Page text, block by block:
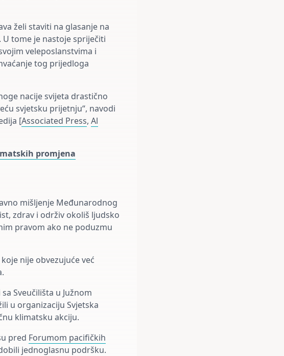
želi staviti na glasanje na
tome je nastoje spriječiti
veleposlanstvima i
tog prijedloga
nacije svijeta drastično
svjetsku prijetnju“, navodi
[Associated Press, Al
promjena
mišljenje Međunarodnog
zdrav i održiv okoliš ljudsko
pravom ako ne poduzmu
nije obvezujuće već
Sveučilišta u Južnom
u organizaciju Svjetska
klimatsku akciju.
pred Forumom pacifičkih
jednoglasnu podršku.